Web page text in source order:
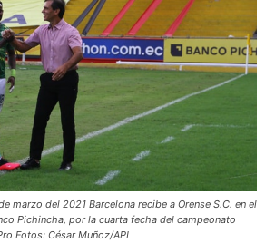
marzo del 2021 Barcelona recibe a Orense S.C. en el
Pichincha, por la cuarta fecha del campeonato
Fotos: César Muñoz/API